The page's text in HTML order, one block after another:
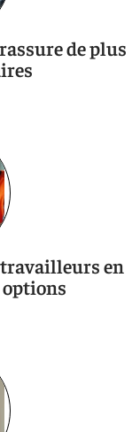
de plus
en